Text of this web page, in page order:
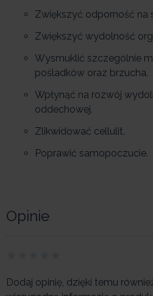
Zwiększyć odporność na
Zwiększyć wydolność
Wysmuklić szczególnie
pośladków oraz brzucha.
Wpłynąć na rozwój
oddechowej.
Zlikwidować cellulit.
Poprawić samopoczucie.
Opinie
Dodaj opinię, dzięki temu